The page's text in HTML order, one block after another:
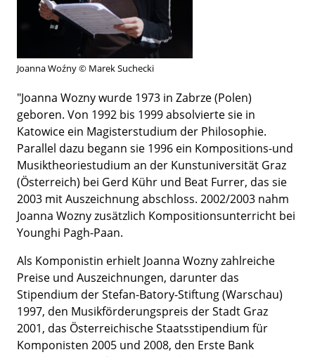
Joanna Woźny © Marek Suchecki
"Joanna Wozny wurde 1973 in Zabrze (Polen)
geboren. Von 1992 bis 1999 absolvierte sie in
Katowice ein Magisterstudium der Philosophie.
Parallel dazu begann sie 1996 ein Kompositions-und
Musiktheoriestudium an der Kunstuniversität Graz
(Österreich) bei Gerd Kühr und Beat Furrer, das sie
2003 mit Auszeichnung abschloss. 2002/2003 nahm
Joanna Wozny zusätzlich Kompositionsunterricht bei
Younghi Pagh-Paan.
Als Komponistin erhielt Joanna Wozny zahlreiche
Preise und Auszeichnungen, darunter das
Stipendium der Stefan-Batory-Stiftung (Warschau)
1997, den Musikförderungspreis der Stadt Graz
2001, das Österreichische Staatsstipendium für
Komponisten 2005 und 2008, den Erste Bank